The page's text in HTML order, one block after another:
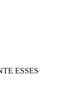
ESSES